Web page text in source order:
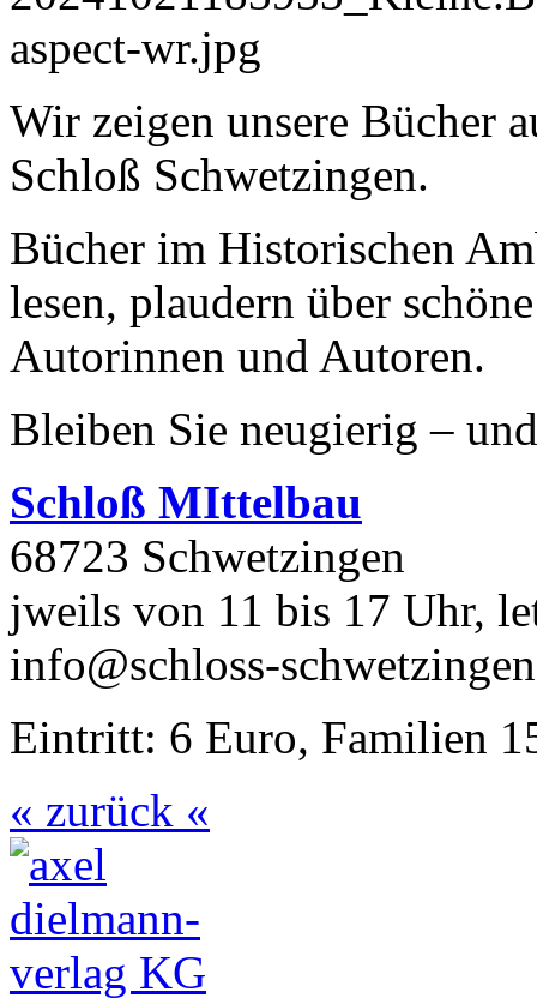
Wir zeigen unsere Bücher
Schloß Schwetzingen.
Bücher im Historischen
lesen, plaudern über
Autorinnen und Autoren.
Bleiben Sie neugierig –
Schloß MIttelbau
68723 Schwetzingen
jweils von 11 bis 17 Uhr,
info@schloss-
Eintritt: 6 Euro, Familien
« zurück «